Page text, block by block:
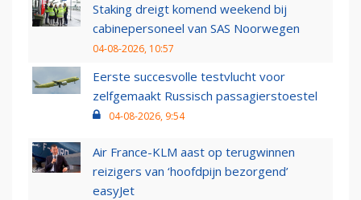
Staking dreigt komend weekend bij
cabinepersoneel van SAS Noorwegen
04-08-2026, 10:57
Eerste succesvolle testvlucht voor
zelfgemaakt Russisch passagierstoestel
04-08-2026, 9:54
Air France-KLM aast op terugwinnen
reizigers van ‘hoofdpijn bezorgend’
easyJet